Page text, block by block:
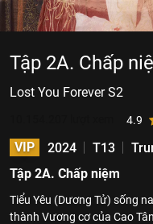
Tập 2A. Chấp
Lost You Forever S2
4.9
VIP 2024 T13
Tập 2A. Chấp niệm
Tiểu Yêu (Dương Tử) sống
thành Vương cơ của Cao